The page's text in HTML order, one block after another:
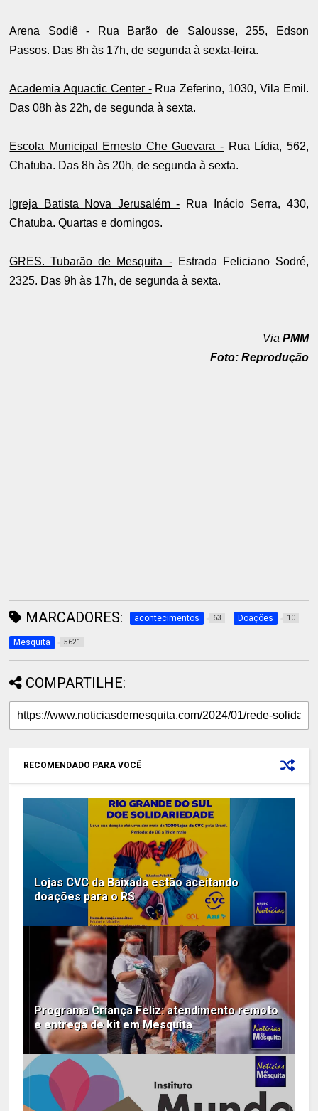
Arena Sodiê - Rua Barão de Salousse, 255, Edson
Passos. Das 8h às 17h, de segunda à sexta-feira.
Academia Aquactic Center -Rua Zeferino, 1030, Vila Emil.
Das 08h às 22h, de segunda à sexta.
Escola Municipal Ernesto Che Guevara - Rua Lídia, 562,
Chatuba. Das 8h às 20h, de segunda à sexta.
Igreja Batista Nova Jerusalém - Rua Inácio Serra, 430,
Chatuba. Quartas e domingos.
GRES. Tubarão de Mesquita -Estrada Feliciano Sodré,
2325. Das 9h às 17h, de segunda à sexta.
Via PMM
Foto: Reprodução
MARCADORES: acontecimentos 63 Doações 10
Mesquita 5621
COMPARTILHE:
RECOMENDADO PARA VOCÊ
Lojas CVC da Baixada estão aceitando
doações para o RS
Programa Criança Feliz: atendimento remoto
e entrega de kit em Mesquita